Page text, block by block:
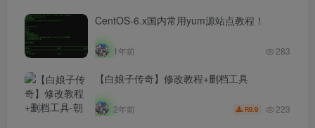
CentOS-6.x国内常用yum源站点教程！
1年前 283
【白娘子传奇】修改教程+删档工具
2年前 R9.9 223